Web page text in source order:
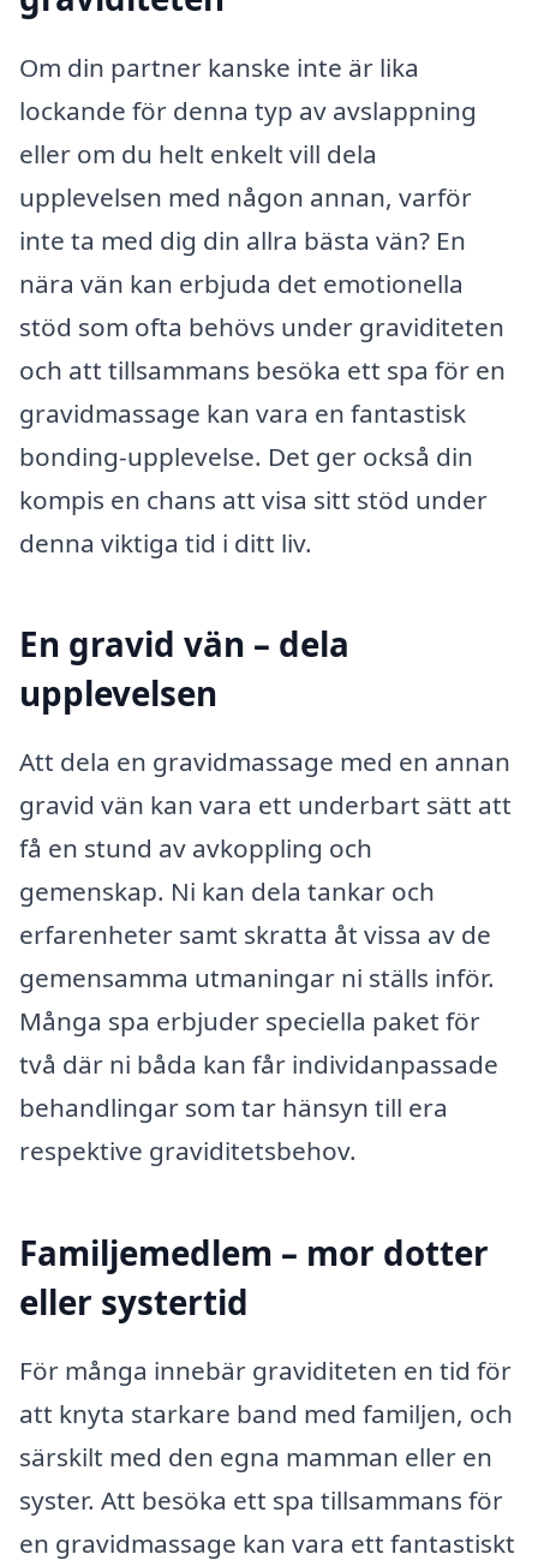
Om din partner kanske inte är lika
lockande för denna typ av avslappning
eller om du helt enkelt vill dela
upplevelsen med någon annan, varför
inte ta med dig din allra bästa vän? En
nära vän kan erbjuda det emotionella
stöd som ofta behövs under graviditeten
och att tillsammans besöka ett spa för en
gravidmassage kan vara en fantastisk
bonding-upplevelse. Det ger också din
kompis en chans att visa sitt stöd under
denna viktiga tid i ditt liv.
En gravid vän – dela
upplevelsen
Att dela en gravidmassage med en annan
gravid vän kan vara ett underbart sätt att
få en stund av avkoppling och
gemenskap. Ni kan dela tankar och
erfarenheter samt skratta åt vissa av de
gemensamma utmaningar ni ställs inför.
Många spa erbjuder speciella paket för
två där ni båda kan får individanpassade
behandlingar som tar hänsyn till era
respektive graviditetsbehov.
Familjemedlem – mor dotter
eller systertid
För många innebär graviditeten en tid för
att knyta starkare band med familjen, och
särskilt med den egna mamman eller en
syster. Att besöka ett spa tillsammans för
en gravidmassage kan vara ett fantastiskt